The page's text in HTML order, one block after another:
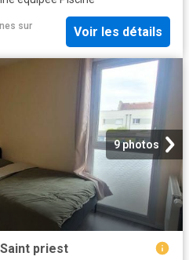
sur
Voir les détails
9 photos
priest